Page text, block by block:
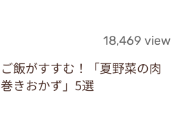
18,469 view
ご飯がすすむ！「夏野菜の肉
巻きおかず」5選